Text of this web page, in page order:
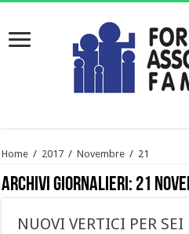
Home / 2017 / Novembre / 21
Archivi giornalieri: 21
NUOVI VERTICI PER